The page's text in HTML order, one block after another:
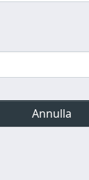
Annulla